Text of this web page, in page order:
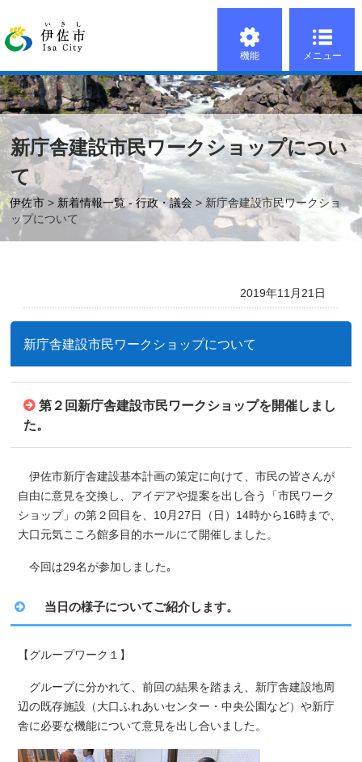
機能 メニュー
新庁舎建設市民ワークショップについ
て
伊佐市 > 新着情報一覧 - 行政・議会 > 新庁舎建設市民ワークショ
ップについて
2019年11月21日
新庁舎建設市民ワークショップについて
第２回新庁舎建設市民ワークショップを開催しまし
た。
伊佐市新庁舎建設基本計画の策定に向けて、市民の皆さんが
自由に意見を交換し、アイデアや提案を出し合う「市民ワーク
ショップ」の第２回目を、 10月 27 日（日） 14時から 16時まで、
大口元気こころ館多目的ホールにて開催しました。
今回は29名が参加しました｡
当日の様子についてご紹介します。
【グループワーク１】
グループに分かれて、前回の結果を踏まえ、新庁舎建設地周
辺の既存施設（大口ふれあいセンター・中央公園など）や新庁
舎に必要な機能について意見を出し合いました。